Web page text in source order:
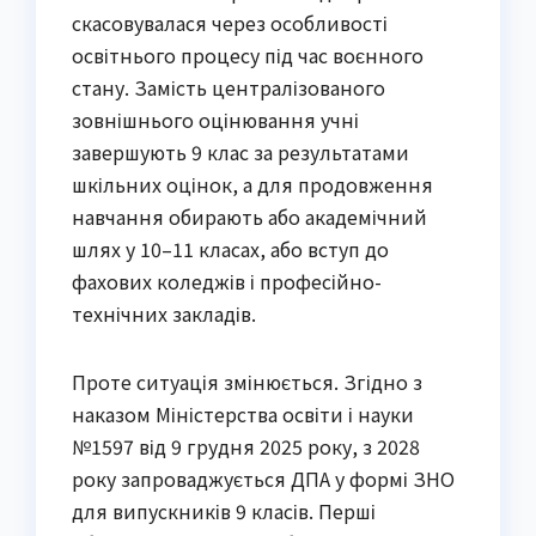
скасовувалася через особливості
освітнього процесу під час воєнного
стану. Замість централізованого
зовнішнього оцінювання учні
завершують 9 клас за результатами
шкільних оцінок, а для продовження
навчання обирають або академічний
шлях у 10–11 класах, або вступ до
фахових коледжів і професійно-
технічних закладів.
Проте ситуація змінюється. Згідно з
наказом Міністерства освіти і науки
№1597 від 9 грудня 2025 року, з 2028
року запроваджується ДПА у формі ЗНО
для випускників 9 класів. Перші